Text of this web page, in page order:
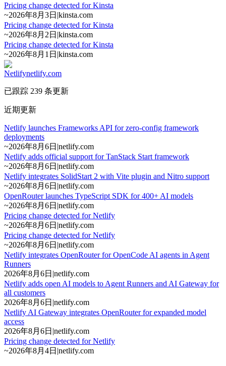
Pricing change detected for Kinsta
~2026年8月3日 |kinsta.com
Pricing change detected for Kinsta
~2026年8月2日 |kinsta.com
Pricing change detected for Kinsta
~2026年8月1日 |kinsta.com
Netlifynetlify.com
已跟踪 239 条更新
近期更新
Netlify launches Frameworks API for zero-config framework
deployments
~2026年8月6日 |netlify.com
Netlify adds official support for TanStack Start framework
~2026年8月6日 |netlify.com
Netlify integrates SolidStart 2 with Vite plugin and Nitro support
~2026年8月6日 |netlify.com
OpenRouter launches TypeScript SDK for 400+ AI models
~2026年8月6日 |netlify.com
Pricing change detected for Netlify
~2026年8月6日 |netlify.com
Pricing change detected for Netlify
~2026年8月6日 |netlify.com
Netlify integrates OpenRouter for OpenCode AI agents in Agent
Runners
2026年8月6日 |netlify.com
Netlify adds open AI models to Agent Runners and AI Gateway for
all customers
2026年8月6日 |netlify.com
Netlify AI Gateway integrates OpenRouter for expanded model
access
2026年8月6日 |netlify.com
Pricing change detected for Netlify
~2026年8月4日 |netlify.com